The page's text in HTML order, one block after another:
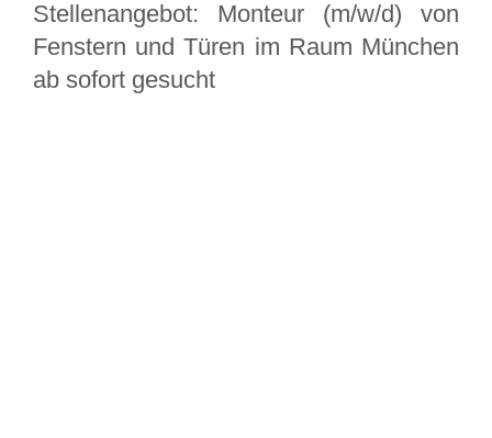
Stellenangebot: Monteur (m/w/d) von
Fenstern und Türen im Raum München
ab sofort gesucht